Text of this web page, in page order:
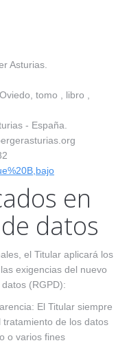
Asturias.
tomo , libro ,
- España.
en
datos
el Titular aplicará los
exigencias del nuevo
(RGPD):
El Titular siempre
de los datos
o varios fines